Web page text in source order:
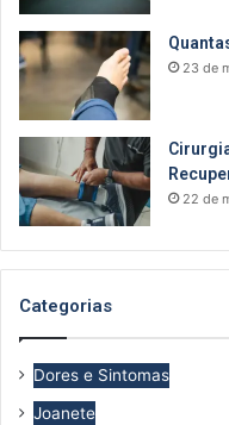
23 de
22 de
Categorias
Dores e Sintomas
Joanete